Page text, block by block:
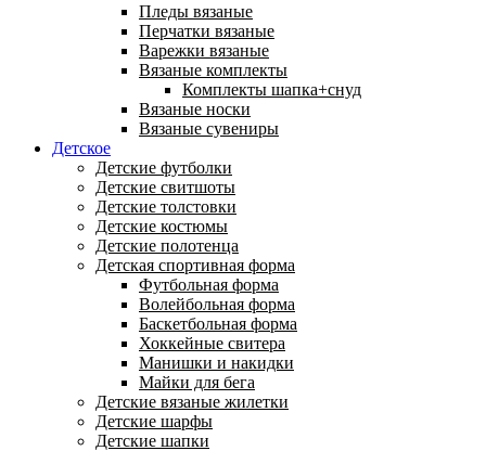
Пледы вязаные
Перчатки вязаные
Варежки вязаные
Вязаные комплекты
Комплекты шапка+снуд
Вязаные носки
Вязаные сувениры
Детское
Детские футболки
Детские свитшоты
Детские толстовки
Детские костюмы
Детские полотенца
Детская спортивная форма
Футбольная форма
Волейбольная форма
Баскетбольная форма
Хоккейные свитера
Манишки и накидки
Майки для бега
Детские вязаные жилетки
Детские шарфы
Детские шапки